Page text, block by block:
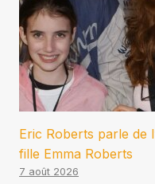
Eric Roberts parle de
fille Emma Roberts
7 août 2026